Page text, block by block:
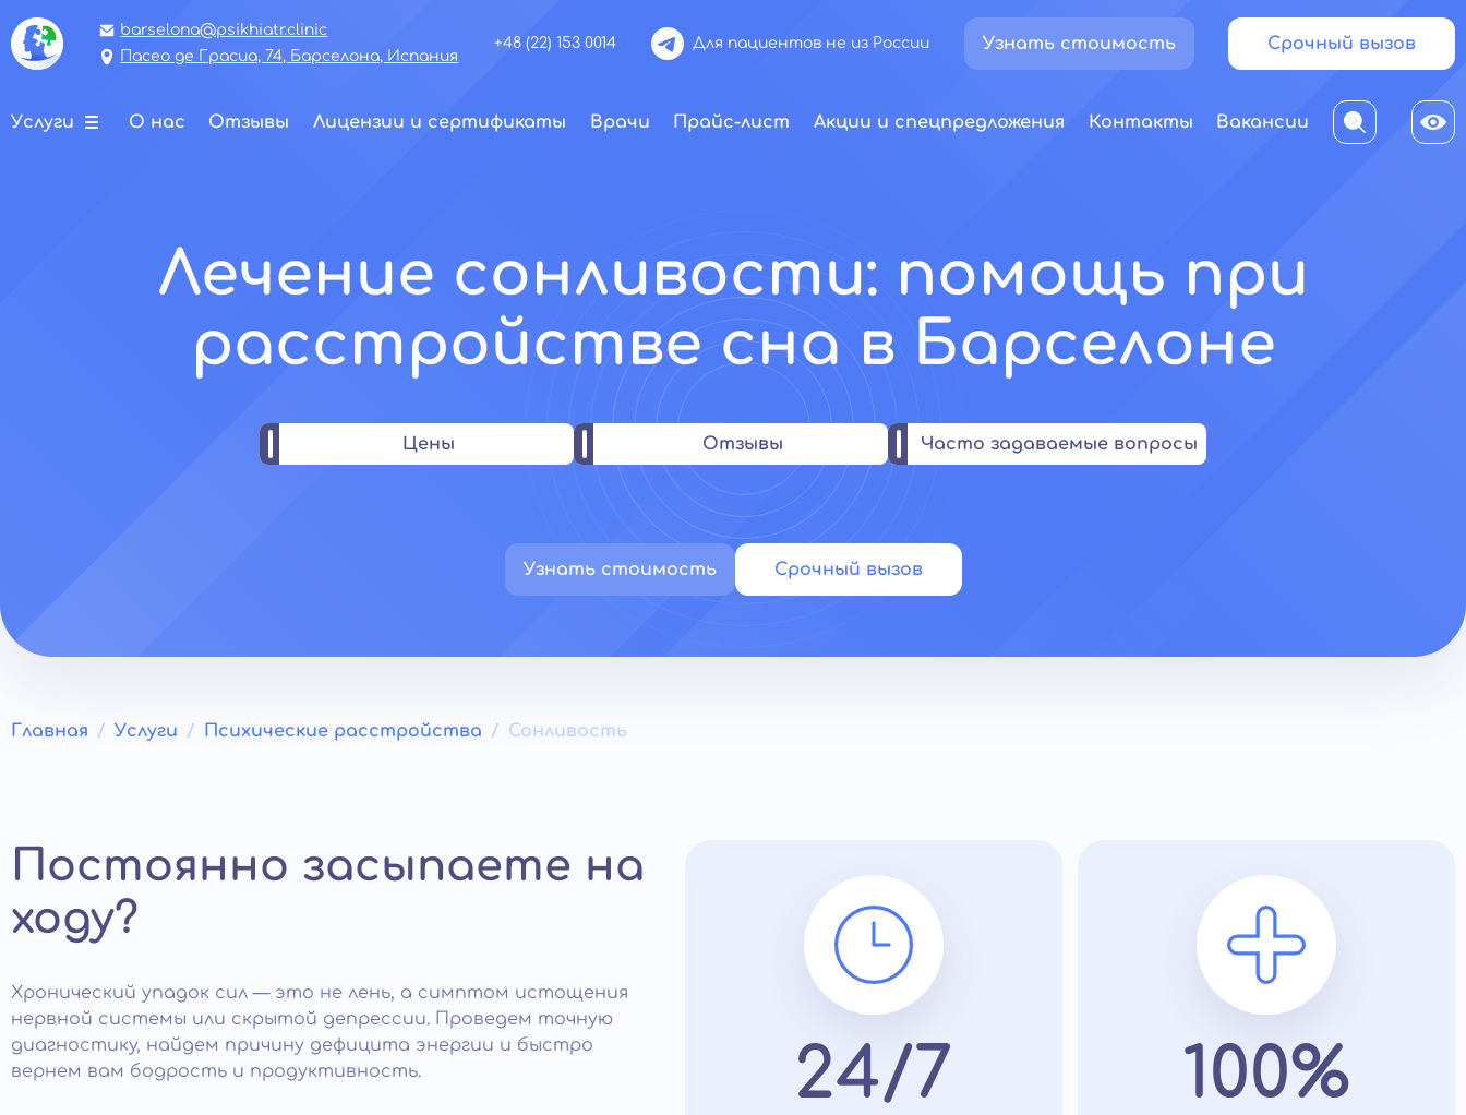
barselona@psikhiatr.clinic
Пасео де Грасиа, 74, Барселона, Испания
+48 (22) 153 0014 Для пациентов не из России Узнать стоимость Срочный вызов
Услуги О нас Отзывы Лицензии и сертификаты Врачи Прайс-лист Акции и спецпредложения Контакты Вакансии
Лечение сонливости: помощь при
расстройстве сна в Барселоне
Цены Отзывы Часто задаваемые вопросы
Узнать стоимость Срочный вызов
Главная Услуги Психические расстройства Сонливость
Постоянно засыпаете на
ходу?
Хронический упадок сил — это не лень, а симптом истощения
нервной системы или скрытой депрессии. Проведем точную
диагностику, найдем причину дефицита энергии и быстро
вернем вам бодрость и продуктивность.
24/7 100%